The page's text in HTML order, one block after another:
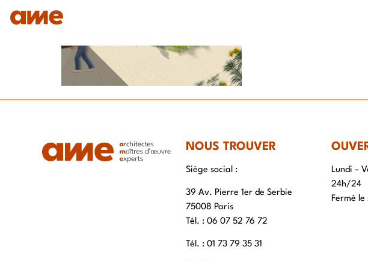
NOUS TROUVER
Siège social :
39 Av. Pierre 1er de Serbie
75008 Paris
Tél. : ‭06 07 52 76 72
Tél. : 01 73 79 35 31
Lundi –
24h/24
Fermé